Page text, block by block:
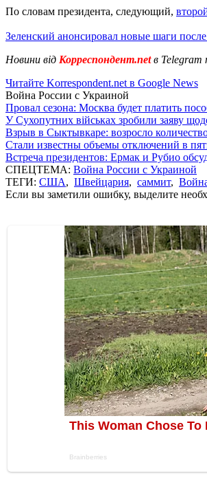
По словам президента, следующий,
Зеленский анонсировал новые шаги
Новини від Корреспондент.netв Telegram
Читайте Korrespondent.net в Google News
Война России с Украиной
Провал сезона: Москва будет платить
У Сухопутних військах зробили заяву
Взрыв в Сыктывкаре: возросло
Стали известны объемы отключений в
Встреча президентов: Ермак и Рубио
СПЕЦТЕМА: Война России с Украиной
ТЕГИ: США, Швейцария, саммит,
Если вы заметили ошибку, выделите